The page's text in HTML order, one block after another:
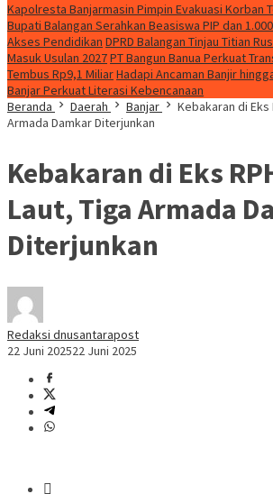
Kapolresta Banjarmasin Pimpin Evakuasi Korban
Bupati Balangan Serahkan Beasiswa PIP dan
Akses Pendidikan DPRD Balangan Tinjau Titian
Masuk Usulan 2027PT Bangun Banua Perkuat
Tembus Rp9,1 MiliarHadapi Ancaman Banjir
Banjar Perkuat Literasi Kebencanaan
Beranda
Daerah Banjar
Kebakaran di Eks
Armada Damkar Diterjunkan
Kebakaran di Eks
Laut, Tiga Armada
Diterjunkan
Redaksi dnusantarapost
22 Juni 202522 Juni 2025